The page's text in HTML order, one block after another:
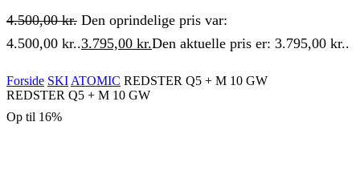
4.500,00kr. Den oprindelige pris var:
4.500,00 kr..3.795,00 kr.Den aktuelle pris er: 3.795,00 kr..
Forside SKI ATOMIC REDSTER Q5 + M 10 GW
REDSTER Q5 + M 10 GW
Op til 16%